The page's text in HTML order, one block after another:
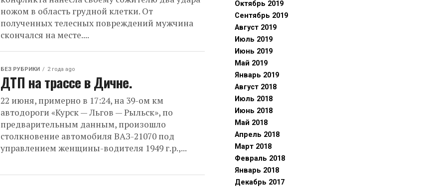
ножом в область грудной клетки. От
полученных телесных повреждений мужчина
скончался на месте....
БЕЗ РУБРИКИ 2 года ago
ДТП на трассе в Дичне.
22 июня, примерно в 17:24, на 39-ом км
автодороги «Курск — Льгов — Рыльск», по
предварительным данным, произошло
столкновение автомобиля ВАЗ-21070 под
управлением женщины-водителя 1949 г.р.,...
Октябрь 2019
Сентябрь 2019
Август 2019
Июль 2019
Июнь 2019
Май 2019
Январь 2019
Август 2018
Июль 2018
Июнь 2018
Май 2018
Апрель 2018
Март 2018
Февраль 2018
Январь 2018
Декабрь 2017